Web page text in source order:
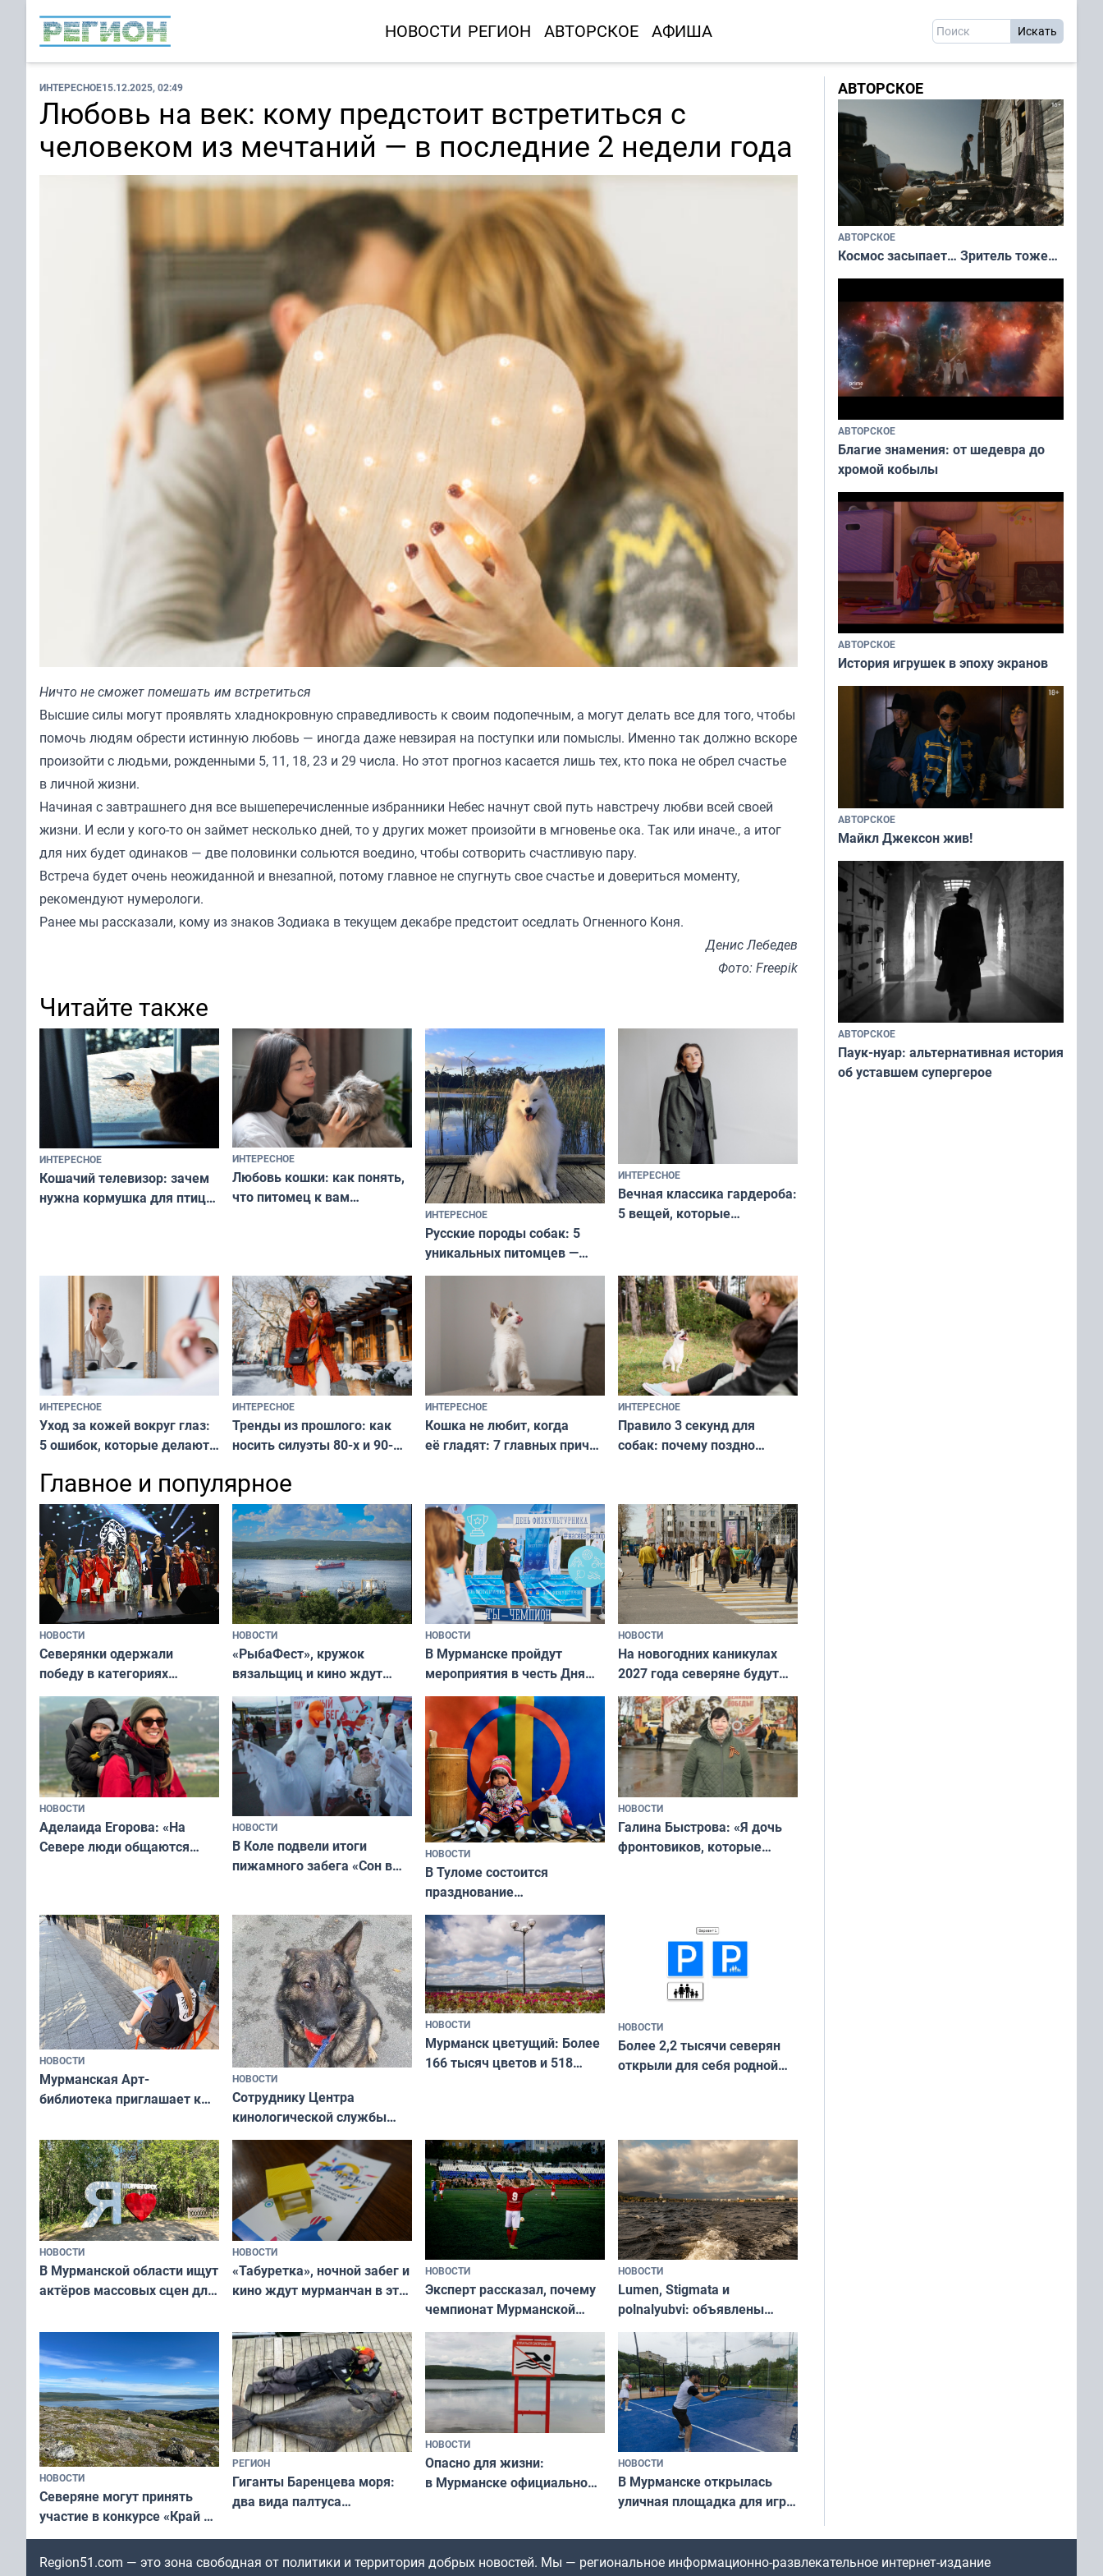
НОВОСТИ РЕГИОН АВТОРСКОЕ АФИША
ИНТЕРЕСНОЕ15.12.2025, 02:49
Любовь на век: кому предстоит встретиться с
человеком из мечтаний — в последние 2 недели года
Ничто не сможет помешать им встретиться
Высшие силы могут проявлять хладнокровную справедливость к своим подопечным, а могут делать все для того, чтобы
помочь людям обрести истинную любовь — иногда даже невзирая на поступки или помыслы. Именно так должно вскоре
произойти с людьми, рожденными 5, 11, 18, 23 и 29 числа. Но этот прогноз касается лишь тех, кто пока не обрел счастье
в личной жизни.
Начиная с завтрашнего дня все вышеперечисленные избранники Небес начнут свой путь навстречу любви всей своей
жизни. И если у кого-то он займет несколько дней, то у других может произойти в мгновенье ока. Так или иначе., а итог
для них будет одинаков — две половинки сольются воедино, чтобы сотворить счастливую пару.
Встреча будет очень неожиданной и внезапной, потому главное не спугнуть свое счастье и довериться моменту,
рекомендуют нумерологи.
Ранее мы рассказали, кому из знаков Зодиака в текущем декабре предстоит оседлать Огненного Коня.
Денис Лебедев
Фото: Freepik
Читайте также
ИНТЕРЕСНОЕ
Кошачий телевизор: зачем
нужна кормушка для птиц
ИНТЕРЕСНОЕ
Любовь кошки: как понять,
что питомец к вам
ИНТЕРЕСНОЕ
Русские породы собак: 5
уникальных питомцев —
национальные сокровища
и характером
ИНТЕРЕСНОЕ
Вечная классика гардероба:
5 вещей, которые
и актуально в любой сезон
ИНТЕРЕСНОЕ
Уход за кожей вокруг глаз:
5 ошибок, которые делают
и вернуть свежий взгляд
без дорогих средств
ИНТЕРЕСНОЕ
Тренды из прошлого: как
носить силуэты 80-х и 90-
современно и стильно без
переплат
ИНТЕРЕСНОЕ
Кошка не любит, когда
её гладят: 7 главных причин
независимому питомцу
ИНТЕРЕСНОЕ
Правило 3 секунд для
собак: почему поздно
питомцу всё сразу и без
криков
Главное и популярное
НОВОСТИ
Северянки одержали
победу в категориях
всероссийского конкурса
«Мисс и Миссис Великая
Русь»
НОВОСТИ
«РыбаФест», кружок
вязальщиц и кино ждут
мурманчан в эти выходные
НОВОСТИ
В Мурманске пройдут
мероприятия в честь Дня
физкультурника
НОВОСТИ
На новогодних каникулах
2027 года северяне будут
отдыхать 11 дней
НОВОСТИ
Аделаида Егорова: «На
Севере люди общаются
НОВОСТИ
В Коле подвели итоги
пижамного забега «Сон в
НОВОСТИ
В Туломе состоится
празднование
Международного дня
коренных народов мира
НОВОСТИ
Галина Быстрова: «Я дочь
фронтовиков, которые
НОВОСТИ
Мурманская Арт-
библиотека приглашает к
и фотографов
НОВОСТИ
Сотруднику Центра
кинологической службы
ищут новый дом
НОВОСТИ
Мурманск цветущий: Более
166 тысяч цветов и 518
НОВОСТИ
Более 2,2 тысячи северян
открыли для себя родной
НОВОСТИ
В Мурманской области ищут
актёров массовых сцен для
короткометражном фильме
НОВОСТИ
«Табуретка», ночной забег и
кино ждут мурманчан в эти
НОВОСТИ
Эксперт рассказал, почему
чемпионат Мурманской
области по футболу остался
незамеченным
НОВОСТИ
Lumen, Stigmata и
polnalyubvi: объявлены
хедлайнеры фестиваля
«Имандра» в 2026 года
НОВОСТИ
Северяне могут принять
участие в конкурсе «Край у
северной границы: фотогид
по Печенгскому округу»
РЕГИОН
Гиганты Баренцева моря:
два вида палтуса
НОВОСТИ
Опасно для жизни:
в Мурманске официально
НОВОСТИ
В Мурманске открылась
уличная площадка для игры
АВТОРСКОЕ
АВТОРСКОЕ
Космос засыпает… Зритель тоже…
АВТОРСКОЕ
Благие знамения: от шедевра до
хромой кобылы
АВТОРСКОЕ
История игрушек в эпоху экранов
АВТОРСКОЕ
Майкл Джексон жив!
АВТОРСКОЕ
Паук-нуар: альтернативная история
об уставшем супергерое
Region51.com — это зона свободная от политики и территория добрых новостей. Мы — региональное информационно-развлекательное интернет-издание